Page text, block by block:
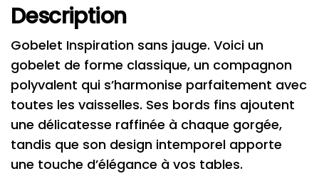
Description
Gobelet Inspiration sans jauge. Voici un
gobelet de forme classique, un compagnon
polyvalent qui s’harmonise parfaitement avec
toutes les vaisselles. Ses bords fins ajoutent
une délicatesse raffinée à chaque gorgée,
tandis que son design intemporel apporte
une touche d’élégance à vos tables.